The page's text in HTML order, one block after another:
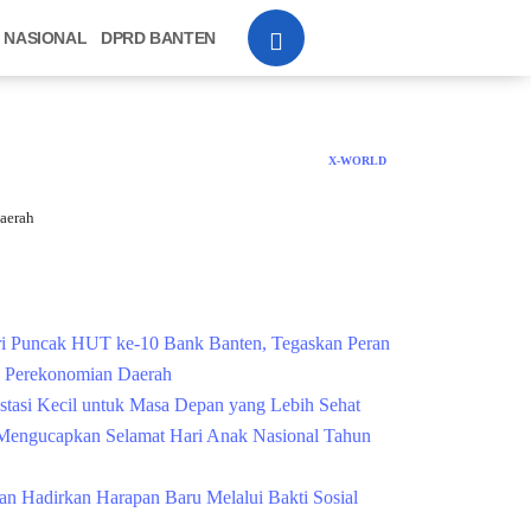
NASIONAL DPRD BANTEN
X-WORLD
HUT ke-10 Bank Banten, Tegaskan Peran
Daerah
Kecil untuk Masa Depan yang Lebih Sehat
Selamat Hari Anak Nasional Tahun
Hadirkan Harapan Baru Melalui Bakti Sosial